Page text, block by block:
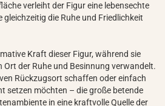
verleiht der Figur eine lebensechte
die Ruhe und Friedlichkeit
Kraft dieser Figur, während sie
Ort der Ruhe und Besinnung verwandelt.
Rückzugsort schaffen oder einfach
setzen möchten – die große betende
in eine kraftvolle Quelle der